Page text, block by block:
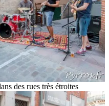
des rues très étroites